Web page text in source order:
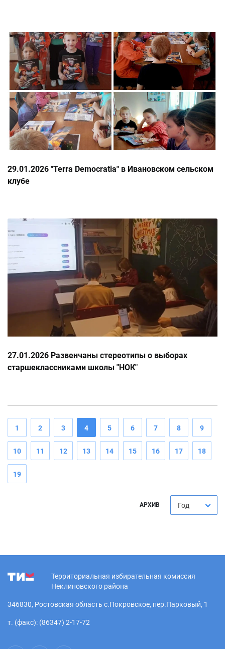
29.01.2026 "Terra Democratia" в Ивановском сельском
клубе
27.01.2026 Развенчаны стереотипы о выборах
старшеклассниками школы "НОК"
1 2 3 4 5 6 7 8 9
10 11 12 13 14 15 16 17 18
19
АРХИВ Год
Территориальная избирательная комиссия
Неклиновского района
346830, Ростовская область с.Покровское, пер.Парковый, 1
т. (факс): (86347) 2-17-72